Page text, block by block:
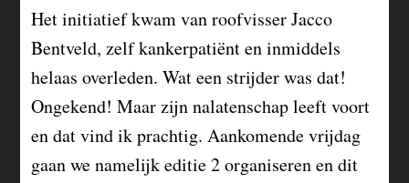
Het initiatief kwam van roofvisser Jacco
Bentveld, zelf kankerpatiënt en inmiddels
helaas overleden. Wat een strijder was dat!
Ongekend! Maar zijn nalatenschap leeft voort
en dat vind ik prachtig. Aankomende vrijdag
gaan we namelijk editie 2 organiseren en dit